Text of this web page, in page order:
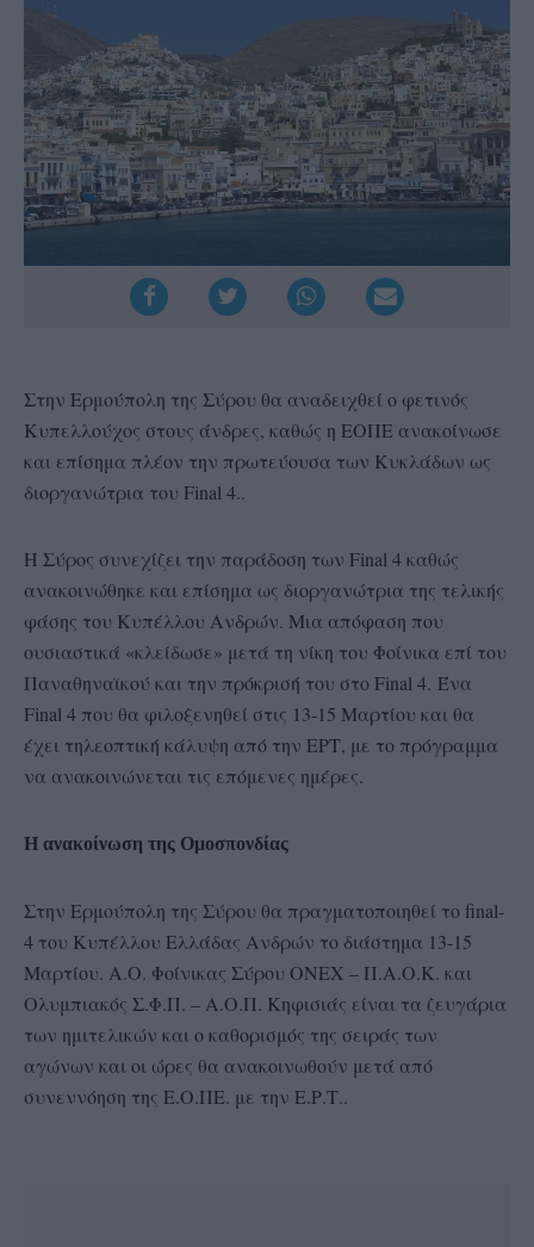
Στην Ερμούπολη της Σύρου θα αναδειχθεί ο φετινός
Κυπελλούχος στους άνδρες, καθώς η ΕΟΠΕ ανακοίνωσε
και επίσημα πλέον την πρωτεύουσα των Κυκλάδων ως
διοργανώτρια του Final 4..
Η Σύρος συνεχίζει την παράδοση των Final 4 καθώς
ανακοινώθηκε και επίσημα ως διοργανώτρια της τελικής
φάσης του Κυπέλλου Ανδρών. Μια απόφαση που
ουσιαστικά «κλείδωσε» μετά τη νίκη του Φοίνικα επί του
Παναθηναϊκού και την πρόκρισή του στο Final 4. Ένα
Final 4 που θα φιλοξενηθεί στις 13-15 Μαρτίου και θα
έχει τηλεοπτική κάλυψη από την ΕΡΤ, με το πρόγραμμα
να ανακοινώνεται τις επόμενες ημέρες.
Η ανακοίνωση της Ομοσπονδίας
Στην Ερμούπολη της Σύρου θα πραγματοποιηθεί το final-
4 του Κυπέλλου Ελλάδας Ανδρών το διάστημα 13-15
Μαρτίου. Α.Ο. Φοίνικας Σύρου ΟΝΕΧ – Π.Α.Ο.Κ. και
Ολυμπιακός Σ.Φ.Π. – Α.Ο.Π. Κηφισιάς είναι τα ζευγάρια
των ημιτελικών και ο καθορισμός της σειράς των
αγώνων και οι ώρες θα ανακοινωθούν μετά από
συνεννόηση της Ε.Ο.ΠΕ. με την Ε.Ρ.Τ..